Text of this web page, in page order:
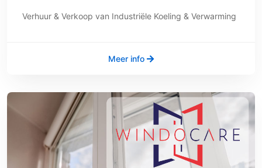
Verhuur & Verkoop van Industriële Koeling & Verwarming
Meer info